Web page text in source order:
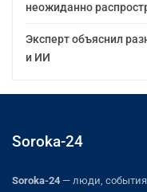
неожиданно
Эксперт объяснил
и ИИ
Soroka-24
Soroka-24 — люди,